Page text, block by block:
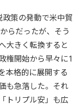
策の発動で米中貿
らだったが、そう
大きく転換すると
権開始から早々に1
本格的に展開する
も急落した。それ
トリプル安」も広